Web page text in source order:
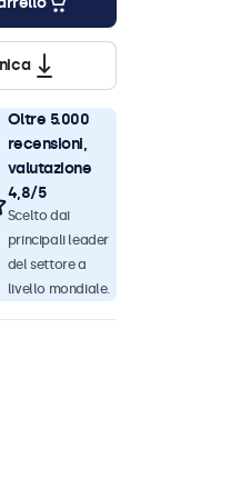
Oltre 5.000
recensioni,
valutazione
4,8/5
Scelto dai
principali leader
del settore a
livello mondiale.